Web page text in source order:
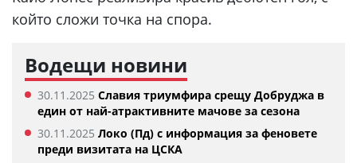
който сложи точка на спора.
Водещи новини
30.11.2025 Славия триумфира срещу Добруджа в
един от най-атрактивните мачове за сезона
30.11.2025 Локо (Пд) с информация за феновете
преди визитата на ЦСКА